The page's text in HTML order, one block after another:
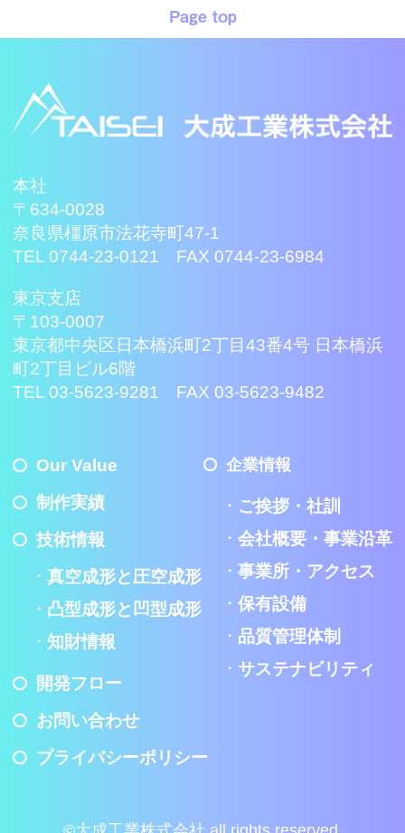
Page top
本社
〒634-0028
奈良県橿原市法花寺町47-1
TEL 0744-23-0121 FAX 0744-23-6984
東京支店
〒103-0007
東京都中央区日本橋浜町2丁目43番4号 日本橋浜
町2丁目ビル6階
TEL 03-5623-9281 FAX 03-5623-9482
Our Value
制作実績
技術情報
真空成形と圧空成形
凸型成形と凹型成形
知財情報
開発フロー
企業情報
ご挨拶・社訓
会社概要・事業沿革
事業所・アクセス
保有設備
品質管理体制
サステナビリティ
お問い合わせ
プライバシーポリシー